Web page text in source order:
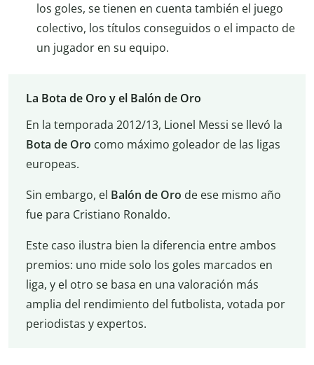
los goles, se tienen en cuenta también el juego
colectivo, los títulos conseguidos o el impacto de
un jugador en su equipo.
La Bota de Oro y el Balón de Oro
En la temporada 2012/13, Lionel Messi se llevó la
Bota de Oro como máximo goleador de las ligas
europeas.
Sin embargo, el Balón de Oro de ese mismo año
fue para Cristiano Ronaldo.
Este caso ilustra bien la diferencia entre ambos
premios: uno mide solo los goles marcados en
liga, y el otro se basa en una valoración más
amplia del rendimiento del futbolista, votada por
periodistas y expertos.